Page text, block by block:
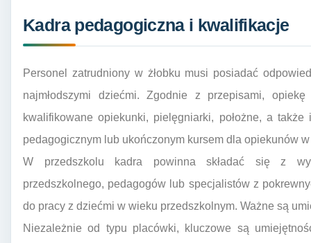
Kadra pedagogiczna i kwalifikacje
Personel zatrudniony w żłobku musi posiadać
najmłodszymi dziećmi. Zgodnie z przepisami,
kwalifikowane opiekunki, pielęgniarki, położne, a
pedagogicznym lub ukończonym kursem dla opiekunów w
W przedszkolu kadra powinna składać się z
przedszkolnego, pedagogów lub specjalistów z
do pracy z dziećmi w wieku przedszkolnym. Ważne są
Niezależnie od typu placówki, kluczowe są